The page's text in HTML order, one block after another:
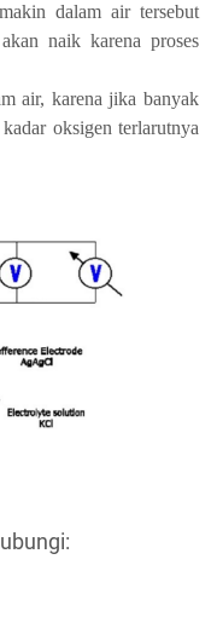
dalam air tersebut
naik karena proses
air, karena jika banyak
oksigen terlarutnya